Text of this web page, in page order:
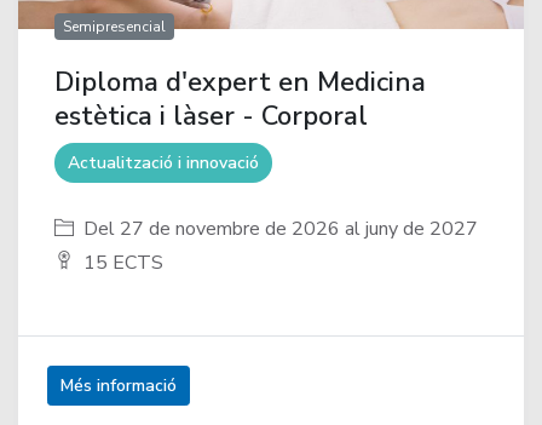
Semipresencial
Diploma d'expert en Medicina
estètica i làser - Corporal
Actualització i innovació
Del 27 de novembre de 2026 al juny de 2027
15 ECTS
Més informació